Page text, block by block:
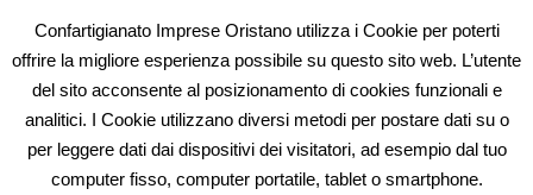
ELEONORA FIDI
Oristano (OR)
Tel. 0783.302934
Email: fidi@artigianservice.it
Confartigianato Imprese Oristano utilizza i Cookie per poterti
offrire la migliore esperienza possibile su questo sito web. L’utente
del sito acconsente al posizionamento di cookies funzionali e
analitici. I Cookie utilizzano diversi metodi per postare dati su o
per leggere dati dai dispositivi dei visitatori, ad esempio dal tuo
computer fisso, computer portatile, tablet o smartphone.